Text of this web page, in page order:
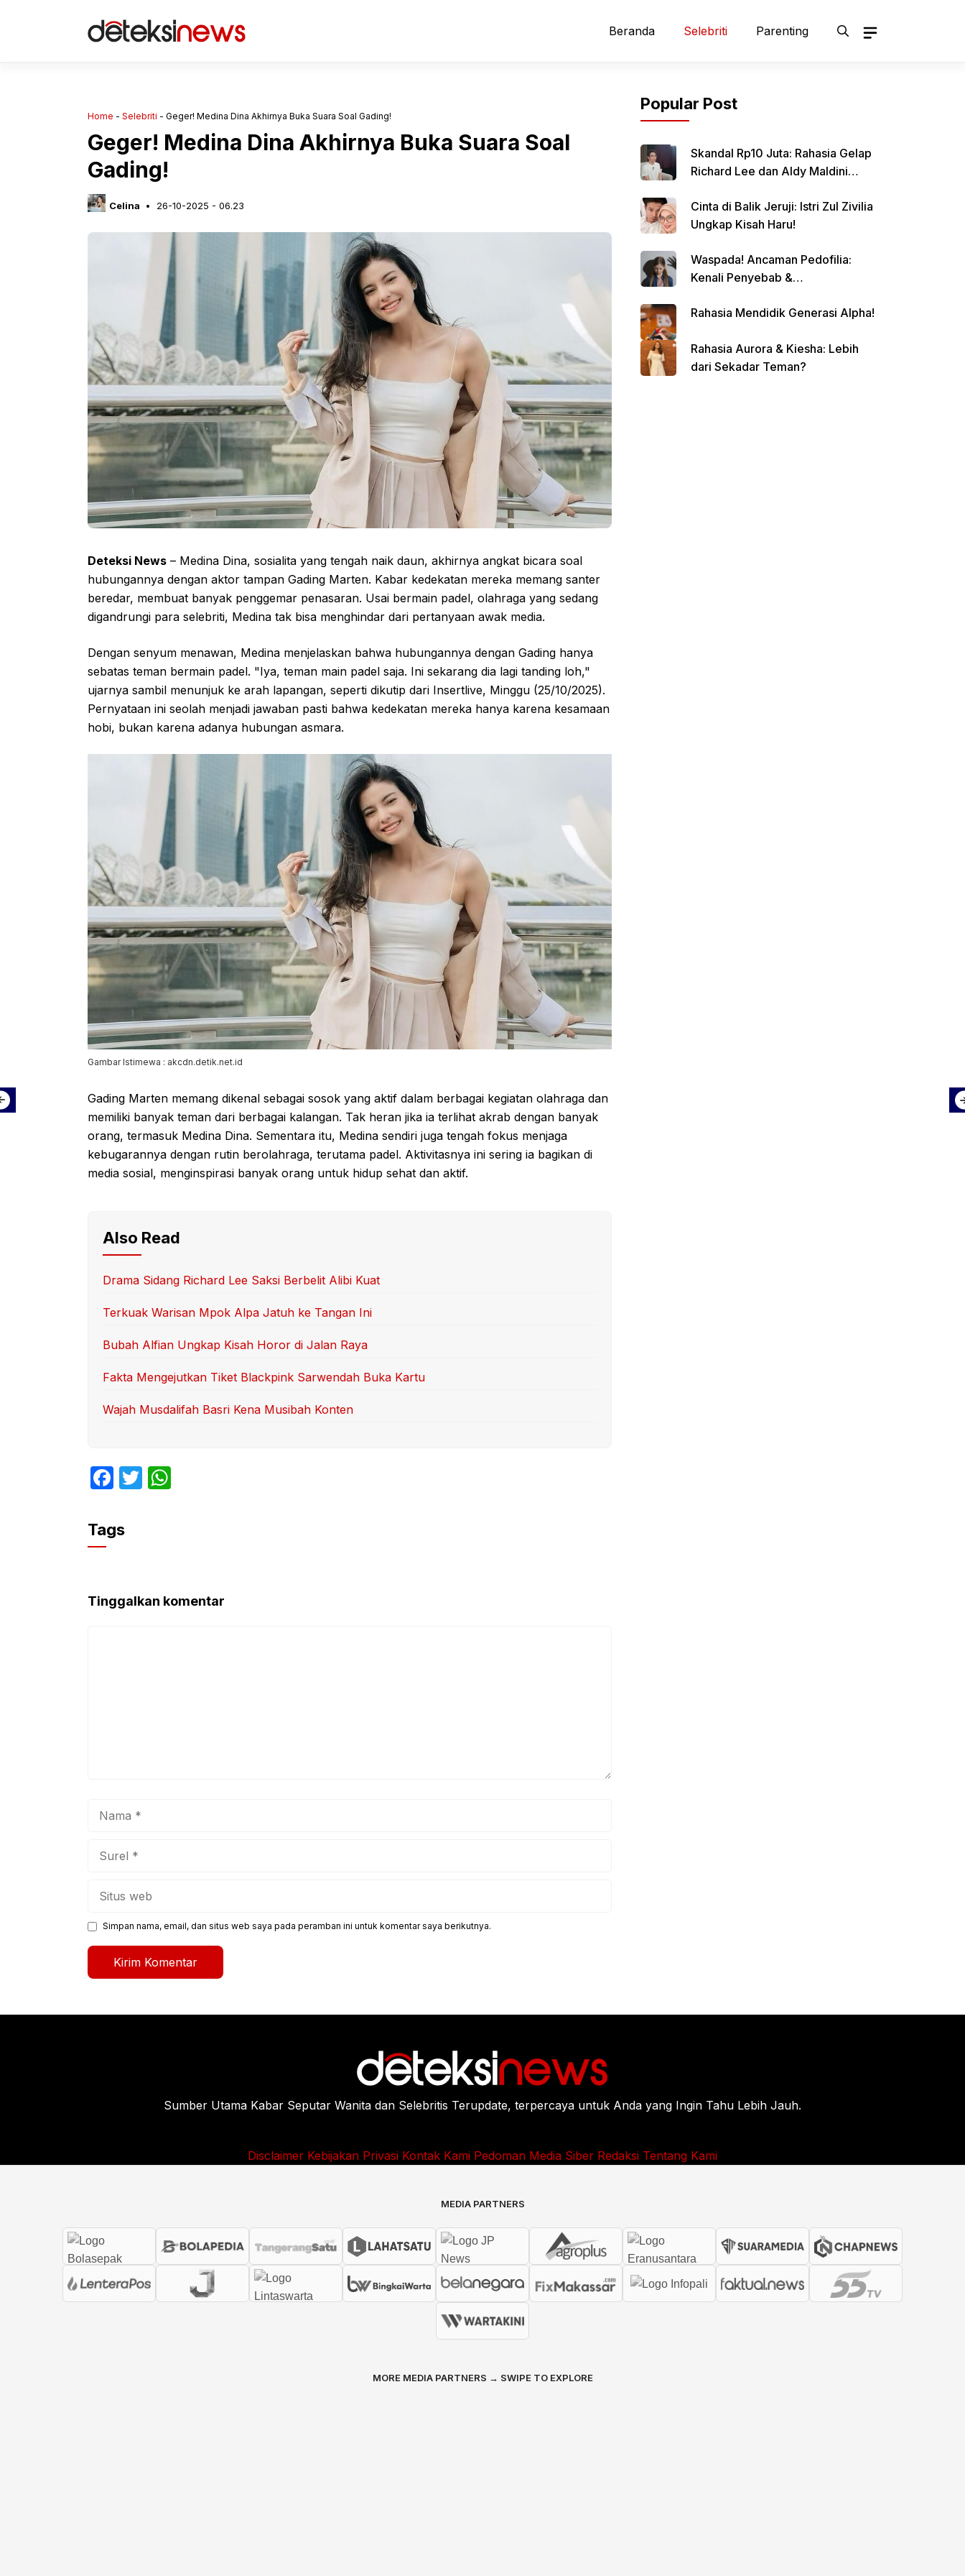
Beranda Selebriti Parenting
Home - Selebriti - Geger! Medina Dina Akhirnya Buka Suara Soal Gading!
Geger! Medina Dina Akhirnya Buka Suara Soal
Gading!
Celina 26-10-2025 - 06.23
Deteksi News – Medina Dina, sosialita yang tengah naik daun, akhirnya angkat bicara soal
hubungannya dengan aktor tampan Gading Marten. Kabar kedekatan mereka memang santer
beredar, membuat banyak penggemar penasaran. Usai bermain padel, olahraga yang sedang
digandrungi para selebriti, Medina tak bisa menghindar dari pertanyaan awak media.
Dengan senyum menawan, Medina menjelaskan bahwa hubungannya dengan Gading hanya
sebatas teman bermain padel. "Iya, teman main padel saja. Ini sekarang dia lagi tanding loh,"
ujarnya sambil menunjuk ke arah lapangan, seperti dikutip dari Insertlive, Minggu (25/10/2025).
Pernyataan ini seolah menjadi jawaban pasti bahwa kedekatan mereka hanya karena kesamaan
hobi, bukan karena adanya hubungan asmara.
Gambar Istimewa : akcdn.detik.net.id
Gading Marten memang dikenal sebagai sosok yang aktif dalam berbagai kegiatan olahraga dan
memiliki banyak teman dari berbagai kalangan. Tak heran jika ia terlihat akrab dengan banyak
orang, termasuk Medina Dina. Sementara itu, Medina sendiri juga tengah fokus menjaga
kebugarannya dengan rutin berolahraga, terutama padel. Aktivitasnya ini sering ia bagikan di
media sosial, menginspirasi banyak orang untuk hidup sehat dan aktif.
Also Read
Drama Sidang Richard Lee Saksi Berbelit Alibi Kuat
Terkuak Warisan Mpok Alpa Jatuh ke Tangan Ini
Bubah Alfian Ungkap Kisah Horor di Jalan Raya
Fakta Mengejutkan Tiket Blackpink Sarwendah Buka Kartu
Wajah Musdalifah Basri Kena Musibah Konten
F
c
e
o
o
T
p
Tags
Tinggalkan komentar
Simpan nama, email, dan situs web saya pada peramban ini untuk komentar saya berikutnya.
Popular Post
Skandal Rp10 Juta: Rahasia Gelap
Richard Lee dan Aldy Maldini
Cinta di Balik Jeruji: Istri Zul Zivilia
Ungkap Kisah Haru!
Waspada! Ancaman Pedofilia:
Kenali Penyebab &
Rahasia Mendidik Generasi Alpha!
Rahasia Aurora & Kiesha: Lebih
dari Sekadar Teman?
Sumber Utama Kabar Seputar Wanita dan Selebritis Terupdate, terpercaya untuk Anda yang Ingin Tahu Lebih Jauh.
Disclaimer Kebijakan Privasi Kontak Kami Pedoman Media Siber Redaksi Tentang Kami
MEDIA PARTNERS
MORE MEDIA PARTNERS → SWIPE TO EXPLORE